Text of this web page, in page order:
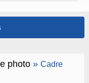
photo» Cadre